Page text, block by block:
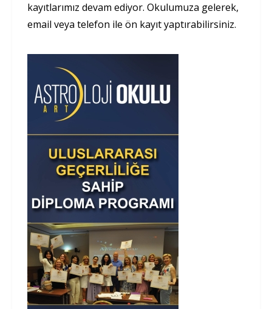
kayıtlarımız devam ediyor. Okulumuza gelerek,
email veya telefon ile ön kayıt yaptırabilirsiniz.